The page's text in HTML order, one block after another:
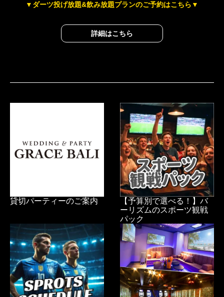
▼ダーツ投げ放題&飲み放題プランのご予約はこちら▼
詳細はこちら
貸切パーティーのご案内
【予算別で選べる！】バ
ーリズムのスポーツ観戦
パック